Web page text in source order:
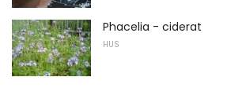
Phacelia - ciderat
HUS